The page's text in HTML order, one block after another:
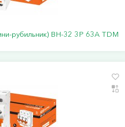
рубильник) ВН-32 3P 63A TDM